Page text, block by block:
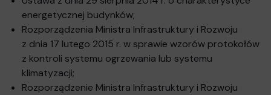
energetycznej budynków;
Rozporządzenia Ministra Infrastruktury i Rozwoju
z dnia 17 lutego 2015 r. w sprawie wzorów protokołów
z kontroli systemu ogrzewania lub systemu
klimatyzacji;
Rozporządzenie Ministra Infrastruktury i Rozwoju